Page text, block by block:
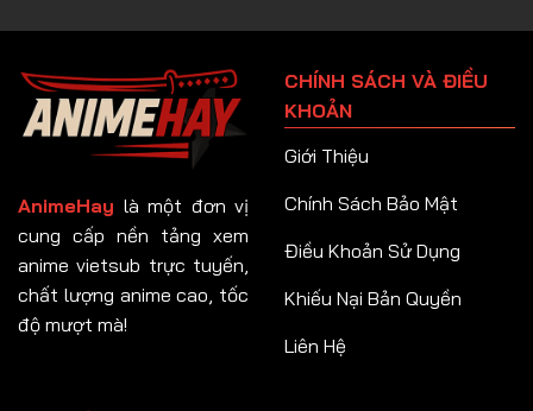
AnimeHay là một đơn vị
cung cấp nền tảng xem
anime vietsub trực tuyến,
chất lượng anime cao, tốc
độ mượt mà!
CHÍNH SÁCH VÀ ĐIỀU
KHOẢN
Giới Thiệu
Chính Sách Bảo Mật
Điều Khoản Sử Dụng
Khiếu Nại Bản Quyền
Liên Hệ